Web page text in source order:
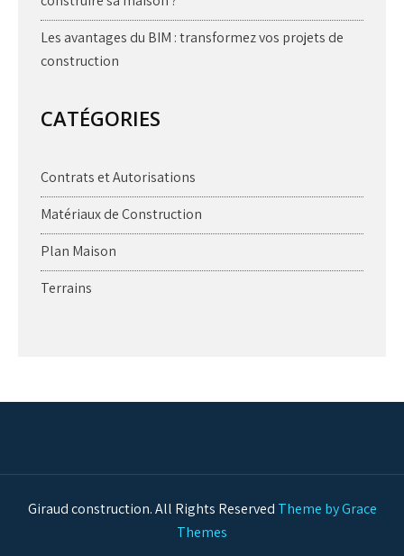
Les avantages du BIM : transformez vos projets de
construction
CATÉGORIES
Contrats et Autorisations
Matériaux de Construction
Plan Maison
Terrains
Giraud construction. All Rights Reserved Theme by Grace
Themes